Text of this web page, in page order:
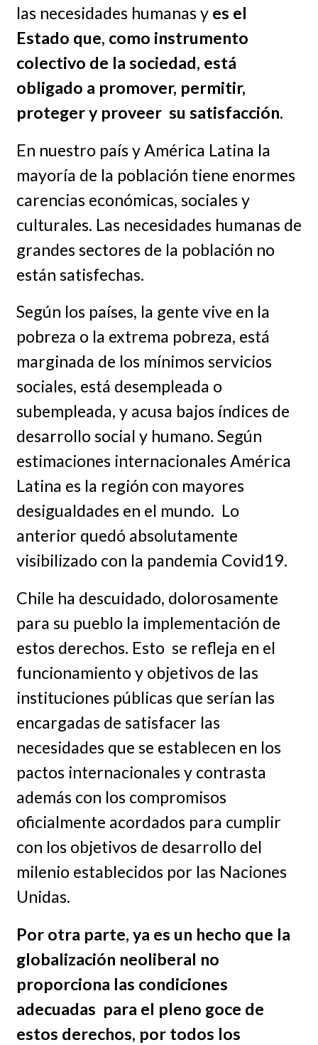
las necesidades humanas y es el
Estado que, como instrumento
colectivo de la sociedad, está
obligado a promover, permitir,
proteger y proveer su satisfacción.
En nuestro país y América Latina la
mayoría de la población tiene enormes
carencias económicas, sociales y
culturales. Las necesidades humanas de
grandes sectores de la población no
están satisfechas.
Según los países, la gente vive en la
pobreza o la extrema pobreza, está
marginada de los mínimos servicios
sociales, está desempleada o
subempleada, y acusa bajos índices de
desarrollo social y humano. Según
estimaciones internacionales América
Latina es la región con mayores
desigualdades en el mundo. Lo
anterior quedó absolutamente
visibilizado con la pandemia Covid19.
Chile ha descuidado, dolorosamente
para su pueblo la implementación de
estos derechos. Esto se refleja en el
funcionamiento y objetivos de las
instituciones públicas que serían las
encargadas de satisfacer las
necesidades que se establecen en los
pactos internacionales y contrasta
además con los compromisos
oficialmente acordados para cumplir
con los objetivos de desarrollo del
milenio establecidos por las Naciones
Unidas.
Por otra parte, ya es un hecho que la
globalización neoliberal no
proporciona las condiciones
adecuadas para el pleno goce de
estos derechos, por todos los